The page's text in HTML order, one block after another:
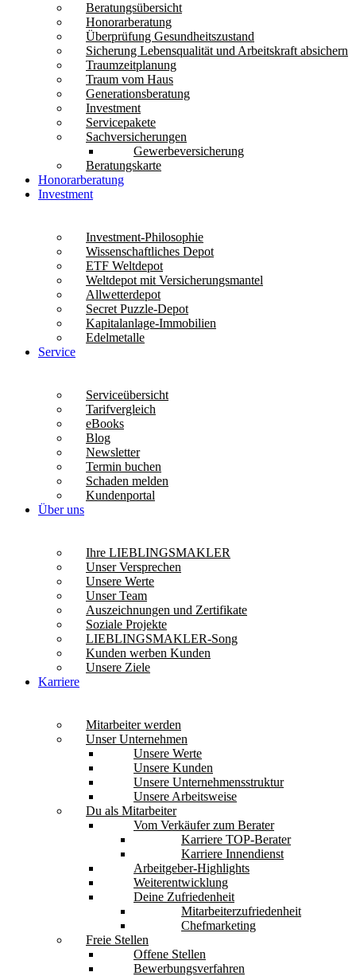
Beratungsübersicht
Honorarberatung
Überprüfung Gesundheitszustand
Sicherung Lebensqualität und Arbeitskraft absichern
Traumzeitplanung
Traum vom Haus
Generationsberatung
Investment
Servicepakete
Sachversicherungen
Gewerbeversicherung
Beratungskarte
Honorarberatung
Investment
Investment-Philosophie
Wissenschaftliches Depot
ETF Weltdepot
Weltdepot mit Versicherungsmantel
Allwetterdepot
Secret Puzzle-Depot
Kapitalanlage-Immobilien
Edelmetalle
Service
Serviceübersicht
Tarifvergleich
eBooks
Blog
Newsletter
Termin buchen
Schaden melden
Kundenportal
Über uns
Ihre LIEBLINGSMAKLER
Unser Versprechen
Unsere Werte
Unser Team
Auszeichnungen und Zertifikate
Soziale Projekte
LIEBLINGSMAKLER-Song
Kunden werben Kunden
Unsere Ziele
Karriere
Mitarbeiter werden
Unser Unternehmen
Unsere Werte
Unsere Kunden
Unsere Unternehmensstruktur
Unsere Arbeitsweise
Du als Mitarbeiter
Vom Verkäufer zum Berater
Karriere TOP-Berater
Karriere Innendienst
Arbeitgeber-Highlights
Weiterentwicklung
Deine Zufriedenheit
Mitarbeiterzufriedenheit
Chefmarketing
Freie Stellen
Offene Stellen
Bewerbungsverfahren